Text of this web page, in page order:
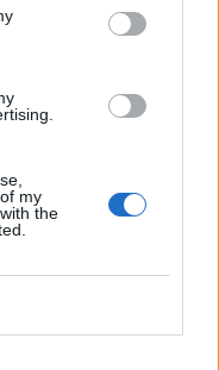
my
the
a
szóló
tervezetet, amelyek